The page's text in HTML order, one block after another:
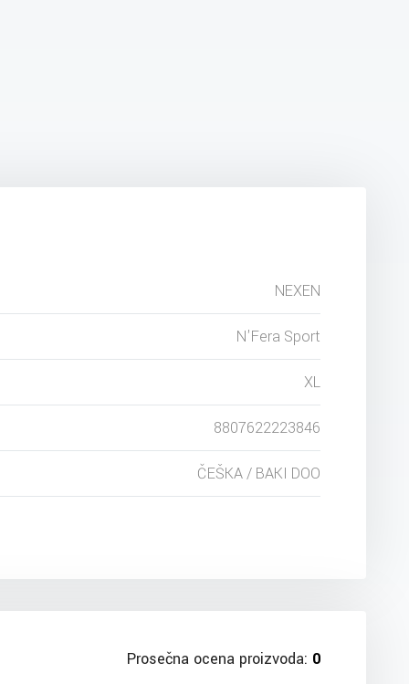
NEXEN
N'Fera Sport
XL
8807622223846
ČEŠKA / BAKI DOO
Prosečna ocena proizvoda: 0